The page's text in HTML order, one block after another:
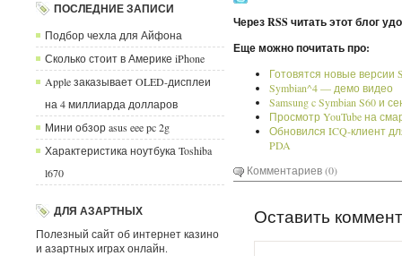
ПОСЛЕДНИЕ ЗАПИСИ
Подбор чехла для Айфона
Сколько стоит в Америке iPhone
Apple заказывает OLED-дисплеи
на 4 миллиарда долларов
Мини обзор asus eee pc 2g
Характеристика ноутбука Toshiba
l670
ДЛЯ АЗАРТНЫХ
Полезный сайт об интернет казино
и азартных играх онлайн.
Через RSS читать этот блог
Еще можно почитать про:
Готовятся новые версии
Symbian^4 — демо видео
Samsung c Symbian S60 и
Просмотр YouTube на
Обновился ICQ-клиент
PDA
Комментариев (0)
Оставить